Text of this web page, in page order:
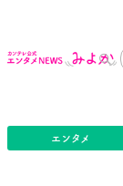
エンタメ